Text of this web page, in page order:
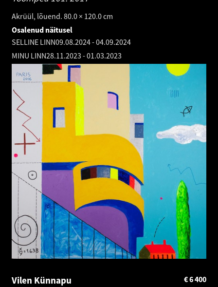
Akrüül, lõuend. 80.0 × 120.0 cm
Osalenud näitusel
SELLINE LINN09.08.2024-04.09.2024
MINU LINN28.11.2023 -01.03.2023
Vilen Künnapu
6 400
€